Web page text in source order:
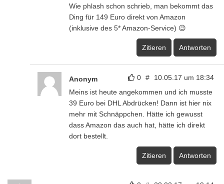
Wie phlash schon schrieb, man bekommt das
Ding für 149 Euro direkt von Amazon
(inklusive des 5* Amazon-Service) 😉
Zitieren Antworten
0 # 10.05.17 um 18:34
Anonym
Meins ist heute angekommen und ich musste
39 Euro bei DHL Abdrücken! Dann ist hier nix
mehr mit Schnäppchen. Hätte ich gewusst
dass Amazon das auch hat, hätte ich direkt
dort bestellt.
Zitieren Antworten